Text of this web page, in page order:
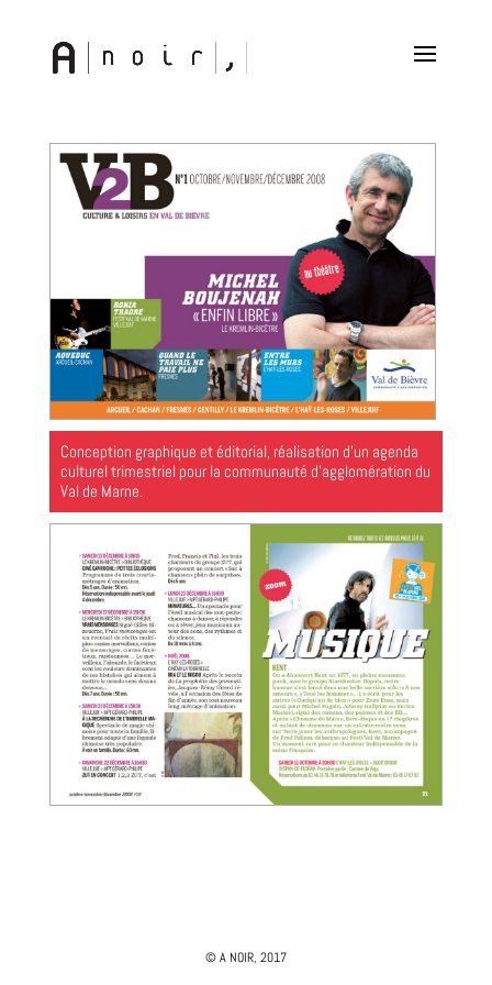
Conception graphique et éditorial, réalisation d’un agenda
culturel trimestriel pour la communauté d’agglomération du
Val de Marne.
© A NOIR, 2017